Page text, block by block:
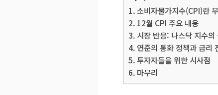
소비자물가지수(CPI)란
12월 CPI 주요 내용
시장 반응: 나스닥 지수의
연준의 통화 정책과 금리
투자자들을 위한 시사점
마무리